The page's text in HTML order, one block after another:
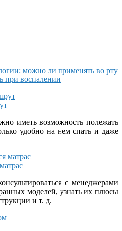
можно ли применять во рту
при воспалении
иметь возможность полежать
удобно на нем спать и даже
с менеджерами
моделей, узнать их плюсы
и т. д.